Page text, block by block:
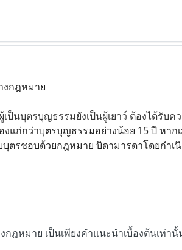
งกฎหมาย
ผู้เป็นบุตรบุญธรรมยังเป็นผู้เยาว์ ต้องได้รับ
งแก่กว่าบุตรบุญธรรมอย่างน้อย 15 ปี หา
ตรชอบด้วยกฎหมาย บิดามารดาโดยกำ
กฎหมาย เป็นเพียงคำแนะนำเบื้องต้นเท่